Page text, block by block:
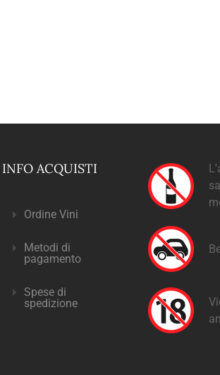
INFO ACQUISTI
Ordine Vini
Metodi di
pagamento
Spese di
spedizione